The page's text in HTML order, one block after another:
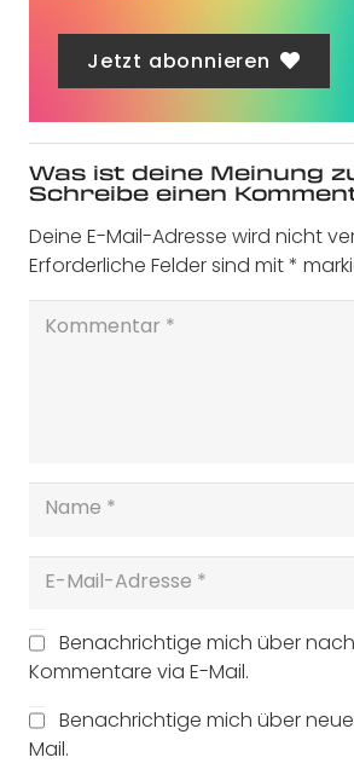
Jetzt abonnieren
Was ist deine Meinung
Schreibe einen
Deine E-Mail-Adresse wird nicht
Erforderliche Felder sind mit*
Benachrichtige mich über
Kommentare via E-Mail.
Benachrichtige mich über
Mail.